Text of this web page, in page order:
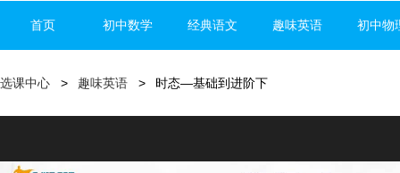
首页 初中数学 经典语文 趣味英语 初中物
选课中心 趣味英语 时态—基础到进阶下